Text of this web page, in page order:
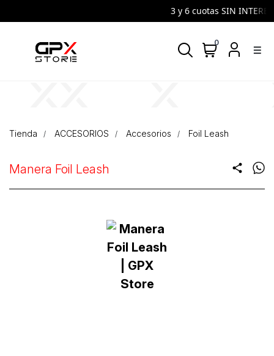
3 y 6 cuotas SIN
density_medium
0
Tienda ACCESORIOS Accesorios Foil Leash
Manera Foil Leash share